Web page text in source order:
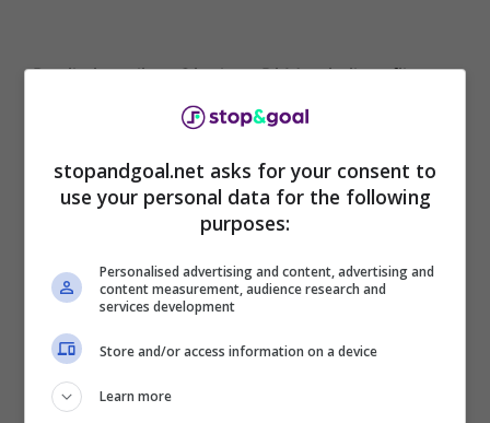
Per il giornalista Gianluca Di Marzio il profilo
sarebbe molto interessante per Juve e Napoli,
due club alla ricerca di un difensore centrale in
più. Magari duttile e che sappia fornire al
proprio allenatore più soluzioni. Per questonei
loro radar c’è ora Radu Dragusin
conoscenza della Serie A acquistato dal
Tottenham qualche campionato fa e ora
nuovamente pronto a partire.
stopandgoal.net asks for your consent to
use your personal data for the following
purposes:
Personalised advertising and content, advertising and
content measurement, audience research and
services development
Store and/or access information on a device
Learn more